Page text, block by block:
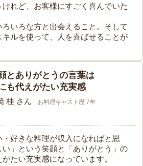
れど、お客様にすごく喜んでいた
いろな方と出会えること。そして
キルを使って、人を喜ばせることが
とありがとうの言葉は
も代えがたい充実感
桂 さん お料理キャスト歴 7年
好きな料理が収入になればと思
」という笑顔と「ありがとう」の
たい充実感になっています。